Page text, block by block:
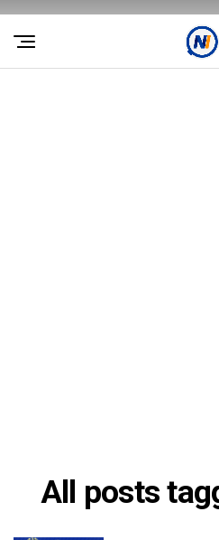
All posts